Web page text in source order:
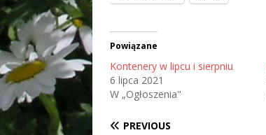
Powiązane
Kontenery w lipcu i sierpniu
6 lipca 2021
W „Ogłoszenia"
PREVIOUS